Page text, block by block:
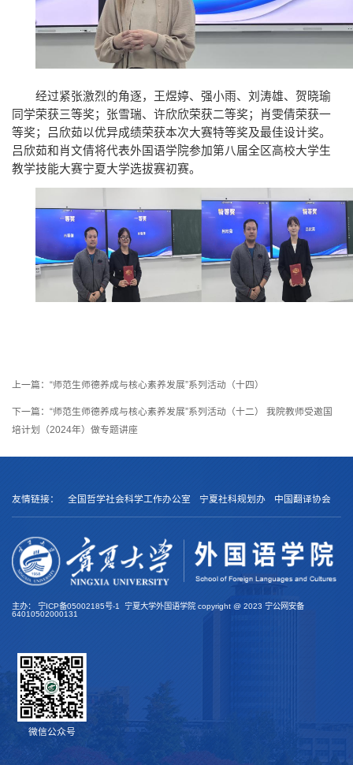
经过紧张激烈的角逐，王煜婷、强小雨、刘涛雄、贺晓瑜
同学荣获三等奖；张雪瑞、许欣欣荣获二等奖；肖雯倩荣获一
等奖；吕欣茹以优异成绩荣获本次大赛特等奖及最佳设计奖。
吕欣茹和肖文倩将代表外国语学院参加第八届全区高校大学生
教学技能大赛宁夏大学选拔赛初赛。
上一篇： “师范生师德养成与核心素养发展”系列活动（十四）
下一篇： “师范生师德养成与核心素养发展”系列活动（十二） 我院教师受邀国
培计划（2024年）做专题讲座
友情链接： 全国哲学社会科学工作办公室 宁夏社科规划办 中国翻译协会
主办： 宁ICP备05002185号-1 宁夏大学外国语学院 copyright @ 2023 宁公网安备
64010502000131
微信公众号